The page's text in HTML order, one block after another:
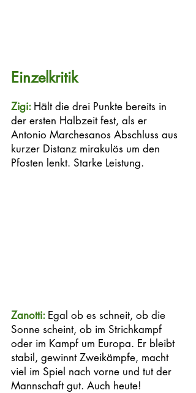
Einzelkritik
Zigi: Hält die drei Punkte bereits in
der ersten Halbzeit fest, als er
Antonio Marchesanos Abschluss aus
kurzer Distanz mirakulös um den
Pfosten lenkt. Starke Leistung.
Zanotti: Egal ob es schneit, ob die
Sonne scheint, ob im Strichkampf
oder im Kampf um Europa. Er bleibt
stabil, gewinnt Zweikämpfe, macht
viel im Spiel nach vorne und tut der
Mannschaft gut. Auch heute!